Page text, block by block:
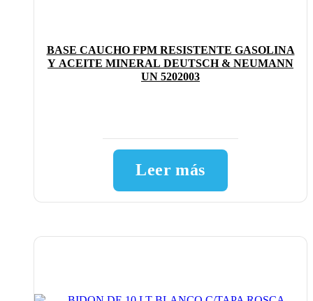
BASE CAUCHO FPM RESISTENTE GASOLINA
Y ACEITE MINERAL DEUTSCH & NEUMANN
UN 5202003
Leer más